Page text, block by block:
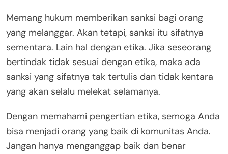
Memang hukum memberikan sanksi bagi orang
yang melanggar. Akan tetapi, sanksi itu sifatnya
sementara. Lain hal dengan etika. Jika seseorang
bertindak tidak sesuai dengan etika, maka ada
sanksi yang sifatnya tak tertulis dan tidak kentara
yang akan selalu melekat selamanya.
Dengan memahami pengertian etika, semoga Anda
bisa menjadi orang yang baik di komunitas Anda.
Jangan hanya menganggap baik dan benar